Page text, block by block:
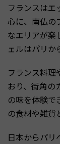
フランスはエ
心に、南仏の
なエリアが楽
ェルはパリか
フランス料理
おり、街角の
の味を体験で
の食材や雑貨
日本からパリ